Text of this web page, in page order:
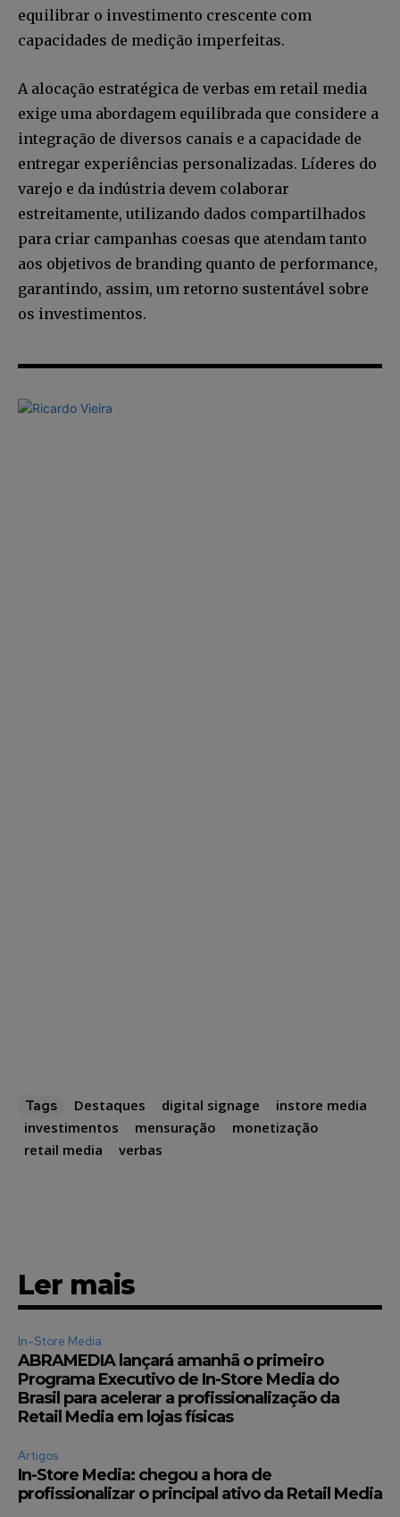
equilibrar o investimento crescente com
capacidades de medição imperfeitas.
A alocação estratégica de verbas em retail media
exige uma abordagem equilibrada que considere a
integração de diversos canais e a capacidade de
entregar experiências personalizadas. Líderes do
varejo e da indústria devem colaborar
estreitamente, utilizando dados compartilhados
para criar campanhas coesas que atendam tanto
aos objetivos de branding quanto de performance,
garantindo, assim, um retorno sustentável sobre
os investimentos.
Tags Destaques digital signage
instore media
investimentos
mensuração
monetização
retail media
verbas
Ler mais
In-Store Media
ABRAMEDIA lançará amanhã o primeiro
Programa Executivo de In-Store Media do
Brasil para acelerar a profissionalização da
Retail Media em lojas físicas
Artigos
In-Store Media: chegou a hora de
profissionalizar o principal ativo da Retail Media